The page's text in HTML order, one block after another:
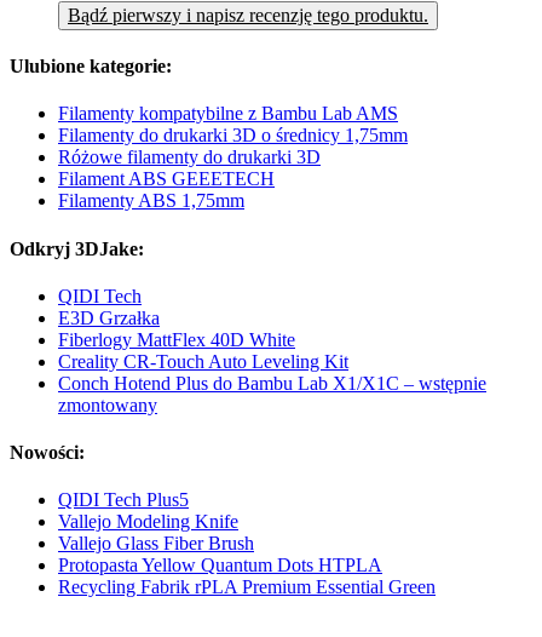
Bądź pierwszy i napisz recenzję tego produktu.
Ulubione kategorie:
Filamenty kompatybilne z Bambu Lab AMS
Filamenty do drukarki 3D o średnicy 1,75mm
Różowe filamenty do drukarki 3D
Filament ABS GEEETECH
Filamenty ABS 1,75mm
Odkryj 3DJake:
QIDI Tech
E3D Grzałka
Fiberlogy MattFlex 40D White
Creality CR-Touch Auto Leveling Kit
Conch Hotend Plus do Bambu Lab X1/X1C – wstępnie
zmontowany
Nowości:
QIDI Tech Plus5
Vallejo Modeling Knife
Vallejo Glass Fiber Brush
Protopasta Yellow Quantum Dots HTPLA
Recycling Fabrik rPLA Premium Essential Green